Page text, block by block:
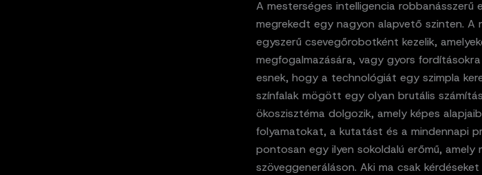
A mesterséges intelligencia
megrekedt egy nagyon alapvető szinten. A
egyszerű csevegőrobotként kezelik,
megfogalmazására, vagy gyors
esnek, hogy a technológiát egy szimpla
színfalak mögött egy olyan brutális
ökoszisztéma dolgozik, amely képes
folyamatokat, a kutatást és a mindennapi
pontosan egy ilyen sokoldalú erőmű, amely
szöveggeneráláson. Aki ma csak